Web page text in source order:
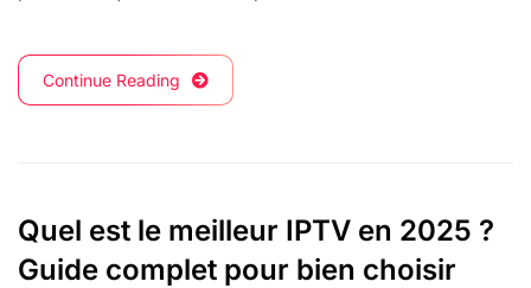
Continue Reading
Quel est le meilleur IPTV en 2025 ?
Guide complet pour bien choisir